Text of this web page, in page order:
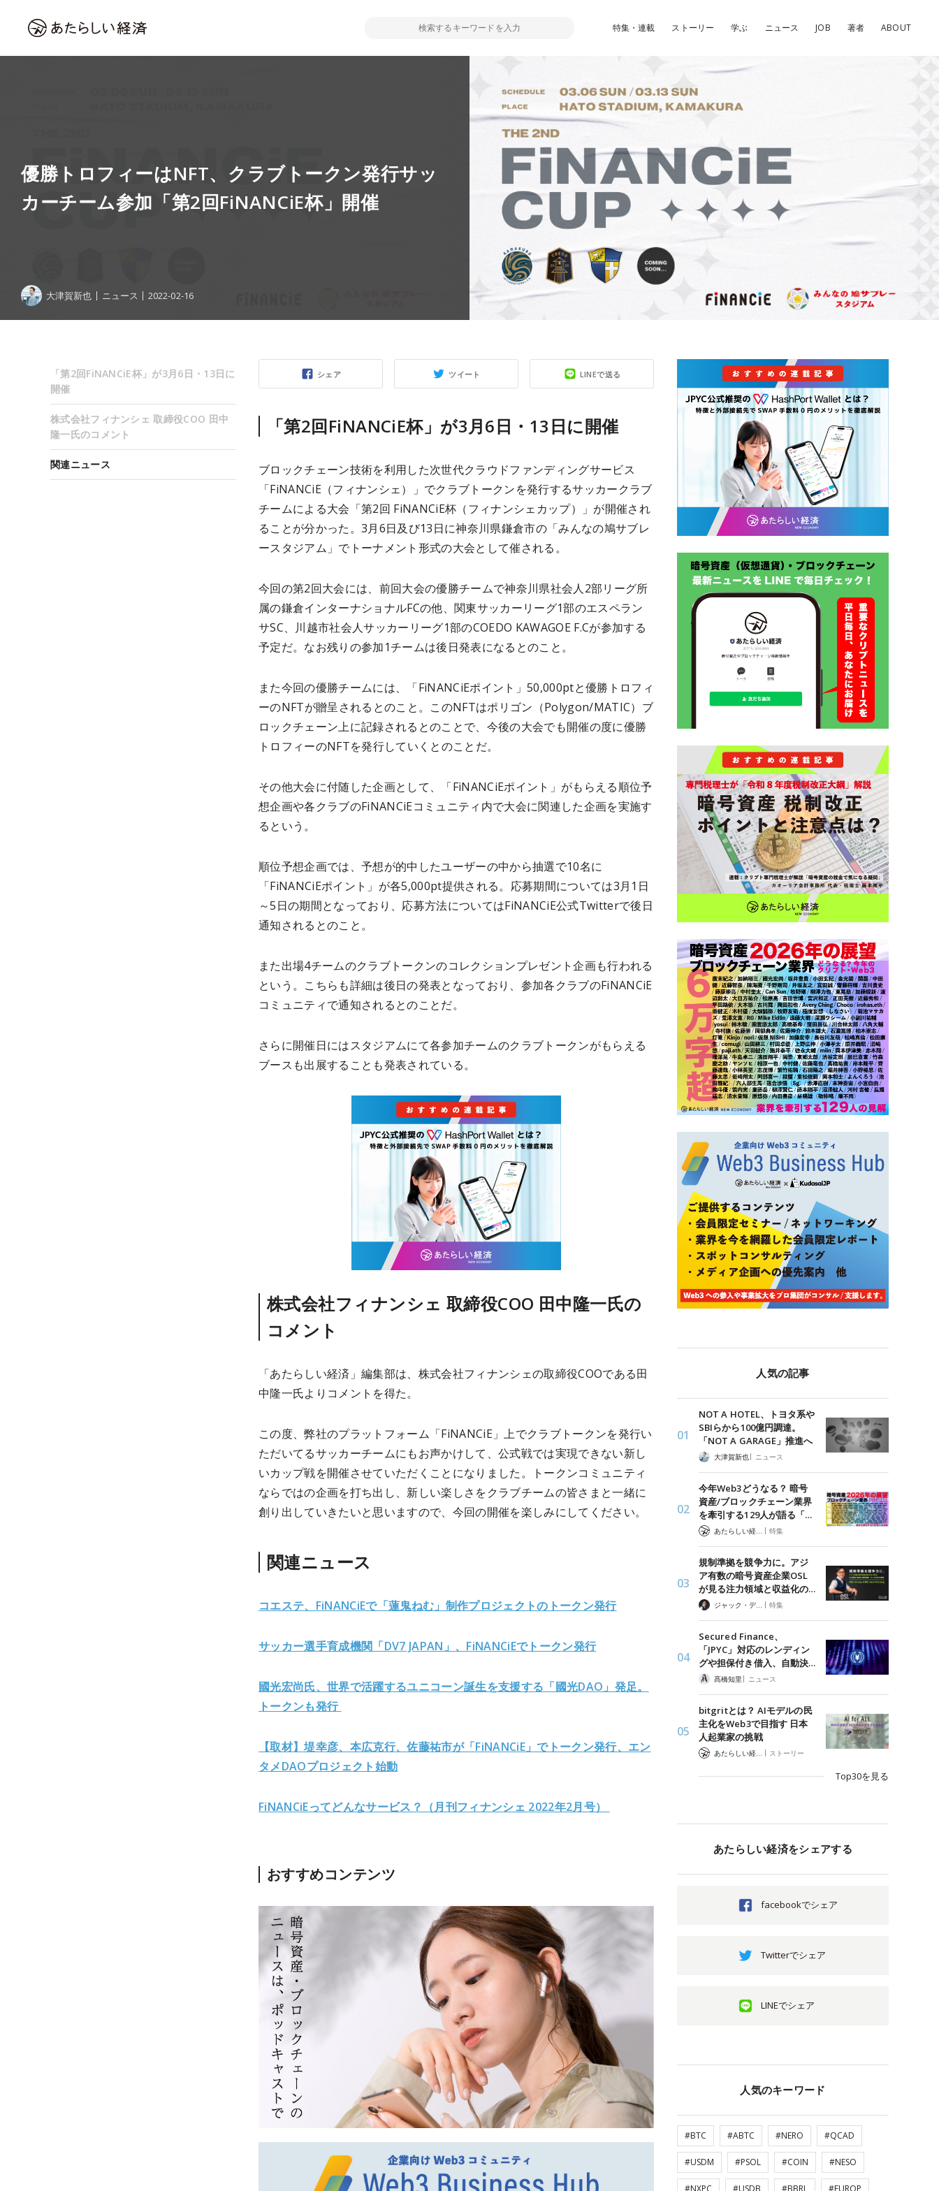
特集・連載 ストーリー 学ぶ ニュース JOB 著者 ABOUT
優勝トロフィーはNFT、クラブトークン発行サッ
カーチーム参加「第2回FiNANCiE杯」開催
大津賀新也 ニュース 2022-02-16
シェア ツイート LINEで送る
「第2回FiNANCiE杯」が3月6日・13日に開催
ブロックチェーン技術を利用した次世代クラウドファンディングサービス
「FiNANCiE（フィナンシェ）」でクラブトークンを発行するサッカークラブ
チームによる大会「第2回 FiNANCiE杯（フィナンシェカップ）」が開催され
ることが分かった。3月6日及び13日に神奈川県鎌倉市の「みんなの鳩サブレ
ースタジアム」でトーナメント形式の大会として催される。
今回の第2回大会には、前回大会の優勝チームで神奈川県社会人2部リーグ所
属の鎌倉インターナショナルFCの他、関東サッカーリーグ1部のエスペラン
サSC、川越市社会人サッカーリーグ1部のCOEDO KAWAGOE F.Cが参加する
予定だ。なお残りの参加1チームは後日発表になるとのこと。
また今回の優勝チームには、「FiNANCiEポイント」50,000ptと優勝トロフィ
ーのNFTが贈呈されるとのこと。このNFTはポリゴン（Polygon/MATIC）ブ
ロックチェーン上に記録されるとのことで、今後の大会でも開催の度に優勝
トロフィーのNFTを発行していくとのことだ。
その他大会に付随した企画として、「FiNANCiEポイント」がもらえる順位予
想企画や各クラブのFiNANCiEコミュニティ内で大会に関連した企画を実施す
るという。
順位予想企画では、予想が的中したユーザーの中から抽選で10名に
「FiNANCiEポイント」が各5,000pt提供される。応募期間については3月1日
～5日の期間となっており、応募方法についてはFiNANCiE公式Twitterで後日
通知されるとのこと。
また出場4チームのクラブトークンのコレクションプレゼント企画も行われる
という。こちらも詳細は後日の発表となっており、参加各クラブのFiNANCiE
コミュニティで通知されるとのことだ。
さらに開催日にはスタジアムにて各参加チームのクラブトークンがもらえる
ブースも出展することも発表されている。
株式会社フィナンシェ 取締役COO 田中隆一氏の
コメント
「あたらしい経済」編集部は、株式会社フィナンシェの取締役COOである田
中隆一氏よりコメントを得た。
この度、弊社のプラットフォーム「FiNANCiE」上でクラブトークンを発行い
ただいてるサッカーチームにもお声かけして、公式戦では実現できない新し
いカップ戦を開催させていただくことになりました。トークンコミュニティ
ならではの企画を打ち出し、新しい楽しさをクラブチームの皆さまと一緒に
創り出していきたいと思いますので、今回の開催を楽しみにしてください。
関連ニュース
コエステ、FiNANCiEで「蓮鬼ねむ」制作プロジェクトのトークン発行
サッカー選手育成機関「DV7 JAPAN」、FiNANCiEでトークン発行
國光宏尚氏、世界で活躍するユニコーン誕生を支援する「國光DAO」発足。
トークンも発行
【取材】堤幸彦、本広克行、佐藤祐市が「FiNANCiE」でトークン発行、エン
タメDAOプロジェクト始動
FiNANCiEってどんなサービス？（月刊フィナンシェ 2022年2月号）
おすすめコンテンツ
「第2回FiNANCiE杯」が3月6日・13日に
開催
株式会社フィナンシェ 取締役COO 田中
隆一氏のコメント
関連ニュース
人気の記事
NOT A HOTEL、トヨタ系や
SBIらから100億円調達。
「NOT A GARAGE」推進へ
大津賀新也| ニュース
今年Web3どうなる？ 暗号
資産/ブロックチェーン業界
を牽引する129人が語る「…
| 特集
規制準拠を競争力に。アジ
ア有数の暗号資産企業OSL
が見る注力領域と収益化の…
ジャック・デロン（Jack Derong） | 特集
Secured Finance、
「JPYC」対応のレンディン
グや担保付き借入、自動決…
髙橋知里 | ニュース
bitgritとは？ AIモデルの民
主化をWeb3で目指す 日本
人起業家の挑戦
| ストーリー
Top30を見る
あたらしい経済をシェアする
facebookでシェア
Twitterでシェア
LINEでシェア
人気のキーワード
#BTC #ABTC #NERO #QCAD
#USDM #PSOL #COIN #NESO
#NXPC #USDB #BBRL #EUROP